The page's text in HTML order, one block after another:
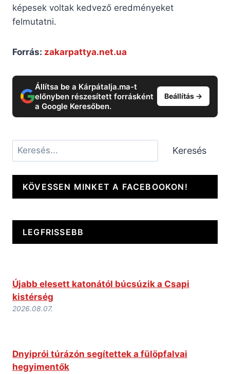
képesek voltak kedvező eredményeket
felmutatni.
Forrás: zakarpattya.net.ua
Állítsa be a Kárpátalja.ma-t
előnyben részesített forrásként
a Google Keresőben.
Beállítás →
Keresés Keresés
KÖVESSEN MINKET A FACEBOOKON!
LEGFRISSEBB
Újabb elesett katonától búcsúzik a Csapi
kistérség
2026.08.07.
Dnyiprói túrázón segítettek a fülöpfalvai
hegyimentők